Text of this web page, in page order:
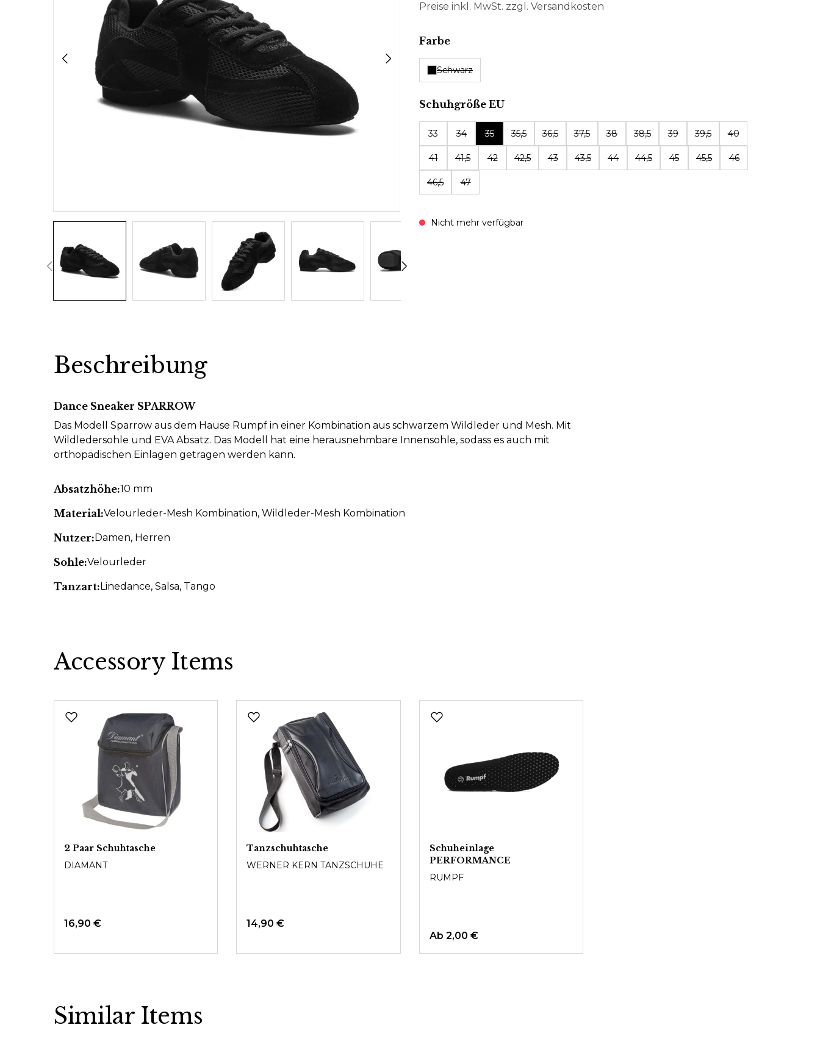
Preise inkl. MwSt. zzgl. Versandkosten
Farbeauswählen
Schwarz
Schuhgröße EUauswählen
33 34 35 35,5 36,5 37,5 38 38,5 39 39,5 40
41 41,5 42 42,5 43 43,5 44 44,5 45 45,5 46
46,5 47
Nicht mehr verfügbar
Beschreibung
Dance Sneaker SPARROW
Das Modell Sparrow aus dem Hause Rumpf in einer Kombination aus schwarzem Wildleder und Mesh. Mit
Wildledersohle und EVA Absatz. Das Modell hat eine herausnehmbare Innensohle, sodass es auch mit
orthopädischen Einlagen getragen werden kann.
Absatzhöhe:10 mm
Material:Velourleder-Mesh Kombination, Wildleder-Mesh Kombination
Nutzer:Damen, Herren
Sohle:Velourleder
Tanzart:Linedance, Salsa, Tango
Accessory Items
2 Paar Schuhtasche
DIAMANT
16,90 €
Tanzschuhtasche
WERNER KERN TANZSCHUHE
14,90 €
Schuheinlage
PERFORMANCE
RUMPF
Ab 2,00 €
Similar Items